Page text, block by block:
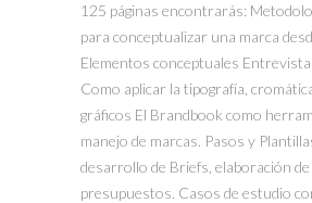
125 páginas encontrarás:
para conceptualizar una marca
Elementos conceptuales
Como aplicar la tipografía,
gráficos El Brandbook como
manejo de marcas. Pasos y
desarrollo de Briefs, elaboración de
presupuestos. Casos de estudio